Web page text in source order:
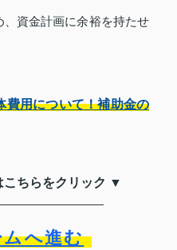
資金計画に余裕を持たせ
費用について！補助金の
ちらをクリック ▼
ムへ進む